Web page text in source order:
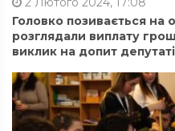
Головко позивається на
розглядали виплату
виклик на допит